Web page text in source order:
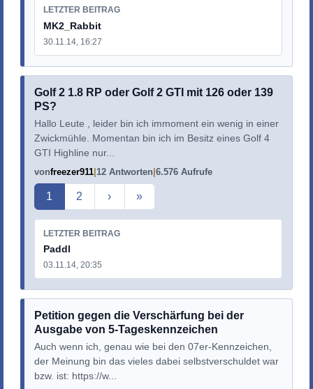
LETZTER BEITRAG
MK2_Rabbit
30.11.14, 16:27
Golf 2 1.8 RP oder Golf 2 GTI mit 126 oder 139
PS?
Hallo Leute , leider bin ich immoment ein wenig in einer
Zwickmühle. Momentan bin ich im Besitz eines Golf 4
GTI Highline nur...
vonfreezer911 12 Antworten 6.576 Aufrufe
Aktuelle Seite
1 2 › »
LETZTER BEITRAG
Paddl
03.11.14, 20:35
Petition gegen die Verschärfung bei der
Ausgabe von 5-Tageskennzeichen
Auch wenn ich, genau wie bei den 07er-Kennzeichen,
der Meinung bin das vieles dabei selbstverschuldet war
bzw. ist: https://w...